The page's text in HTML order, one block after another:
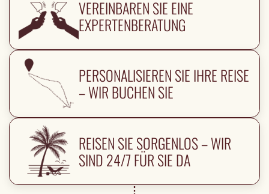
VEREINBAREN SIE EINE
EXPERTENBERATUNG
PERSONALISIEREN SIE IHRE REISE
– WIR BUCHEN SIE
REISEN SIE SORGENLOS – WIR
SIND 24/7 FÜR SIE DA